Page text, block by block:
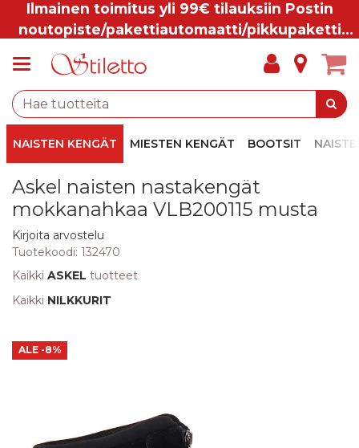
Ilmainen toimitus yli 99€ tilauksiin Postin
noutopiste/pakettiautomaatti/pikkupaketti
NAISTEN KENGÄT MIESTEN KENGÄT BOOTSIT
Askel naisten nastakengät
mokkanahkaa VLB200115 musta
Kirjoita arvostelu
Tuotekoodi: 132470
Kaikki ASKEL tuotteet
Kaikki NILKKURIT
ALE -8%